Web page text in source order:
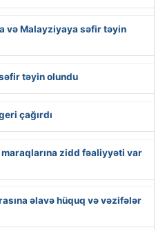
və Malayziyaya səfir təyin
təyin olundu
çağırdı
zidd fəaliyyəti var
əlavə hüquq və vəzifələr